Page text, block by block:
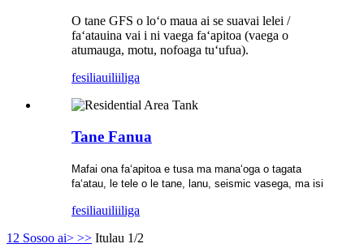
O tane GFS o loʻo maua ai se suavai lelei /
faʻatauina vai i ni vaega faʻapitoa (vaega o
atumauga, motu, nofoaga tuʻufua).
fesiliauiliiliga
Tane Fanua
Mafai ona faʻapitoa e tusa ma manaʻoga o tagata
faʻatau, le tele o le tane, lanu, seismic vasega, ma isi
fesiliauiliiliga
1 2 Sosoo ai> >> Itulau 1/2